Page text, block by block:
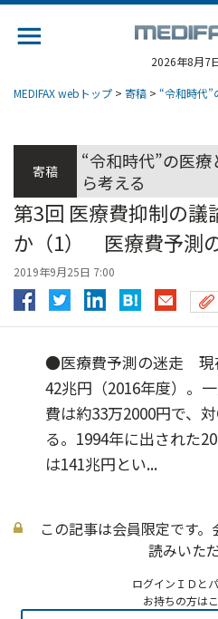
2026年8月7
MEDIFAX webトップ > 寄稿 > “令和時代
寄稿
“令和時代”の医
ら考える
第3回 医療費抑制の議
か（1） 医療費予測
2019年9月25日 7:00
●医療費予測の迷走 現
42兆円（2016年度）。
費は約33万2000円で、
る。1994年に出された
は141兆円とい...
この記事は会員限定です
読みいた
ログインＩＤと
お持ちの方は